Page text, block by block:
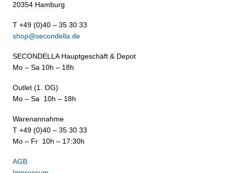
20354 Hamburg
T +49 (0)40 – 35 30 33
shop@secondella.de
SECONDELLA Hauptgeschäft & Depot
Mo – Sa 10h – 18h
Outlet (1. OG)
Mo – Sa 10h – 18h
Warenannahme
T +49 (0)40 – 35 30 33
Mo – Fr 10h – 17:30h
AGB